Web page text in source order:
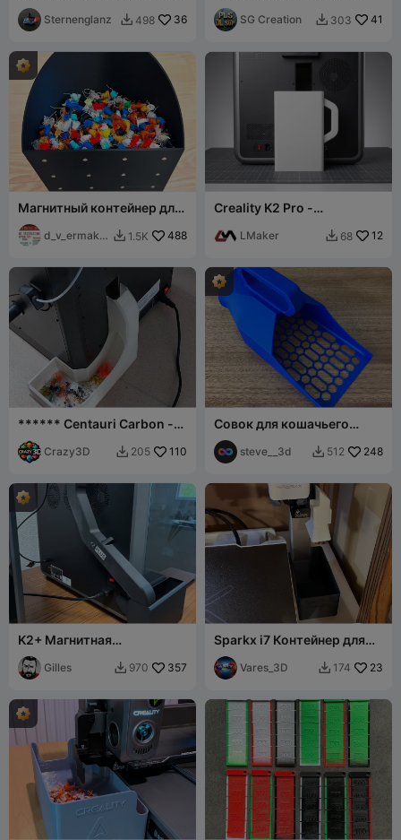
для K2 Pro
Sternenglanz  498 36 SG Creation  303 41
Магнитный контейнер для
отходов для K2 Plus
d_v_ermako
 1.5K 488
Creality K2 Pro -
для сбора отходов с
LMaker  68 12
****** Centauri Carbon -
лоток для отходов без
магнитов
Crazy3D  205 110
Совок для кошачьего
туалета с пакетом
“scoopNbag”
steve__3d  512 248
K2+ Магнитная
направляющая +
контейнер для левой
стороны
Gilles  970 357
Sparkx i7 Контейнер для
отходов / очистки
Vares_3D  174 23